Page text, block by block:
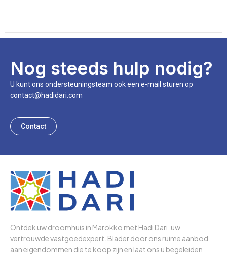
Nog steeds hulp nodig?
U kunt ons ondersteuningsteam ook een e-mail sturen op
contact@hadidari.com
Contact
Ontdek uw droomhuis in Marokko met Hadi Dari, uw
vertrouwde vastgoedexpert. Blader door ons ruime aanbod
aan eigendommen die te koop zijn en laat ons u begeleiden